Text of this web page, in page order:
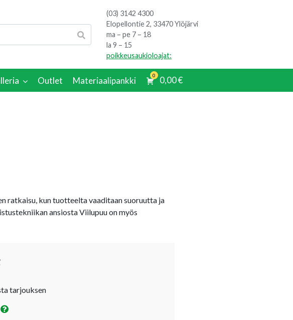
(03) 3142 4300
Elopellontie 2, 33470 Ylöjärvi
ma – pe 7 – 18
la 9 – 15
poikkeusaukioloajat:
Outlet Materiaalipankki 0 0,00€
ratkaisu, kun tuotteelta vaaditaan suoruutta ja
ansiosta Viilupuu on myös
tarjouksen